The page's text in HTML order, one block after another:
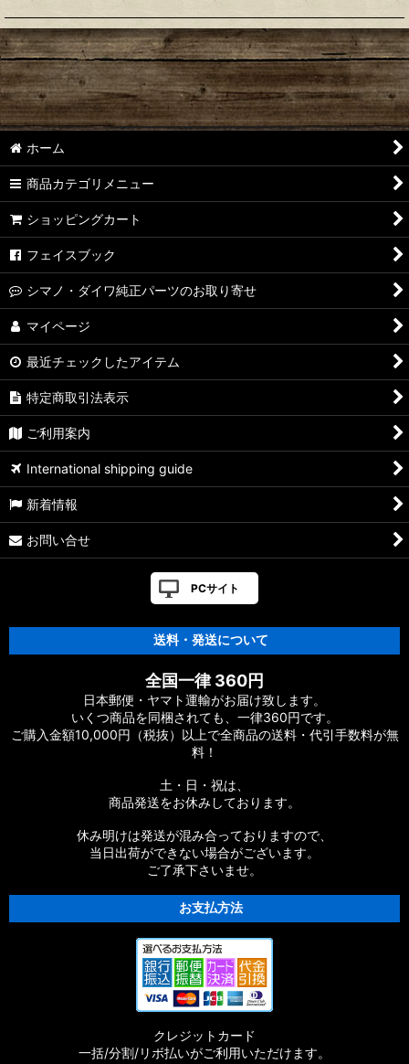
ホーム
商品カテゴリメニュー
ショッピングカート
フェイスブック
シマノ・ダイワ純正パーツのお取り寄せ
マイページ
最近チェックしたアイテム
特定商取引法表示
ご利用案内
International shipping guide
新着情報
お問い合せ
PCサイト
送料・発送について
全国一律 360円
日本郵便・ヤマト運輸がお届け致します。
いくつ商品を同梱されても、一律360円です。
ご購入金額10,000円（税抜）以上で全商品の送料・代引手数料が無
料！
土・日・祝は、
商品発送をお休みしております。
休み明けは発送が混み合っておりますので、
当日出荷ができない場合がございます。
ご了承下さいませ。
お支払方法
クレジットカード
一括/分割/リボ払いがご利用いただけます。